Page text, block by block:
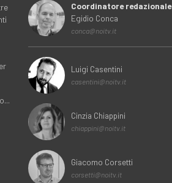
Coordinatore redazionale
Egidio Conca
conca@noitv.it
Luigi Casentini
casentini@noitv.it
Cinzia Chiappini
chiappini@noitv.it
Giacomo Corsetti
corsetti@noitv.it